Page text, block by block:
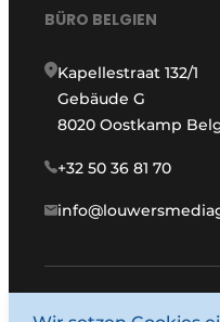
BÜRO BELGIEN
Kapellestraat 132/1
Gebäude G
8020 Oostkamp
+32 50 36 81 70